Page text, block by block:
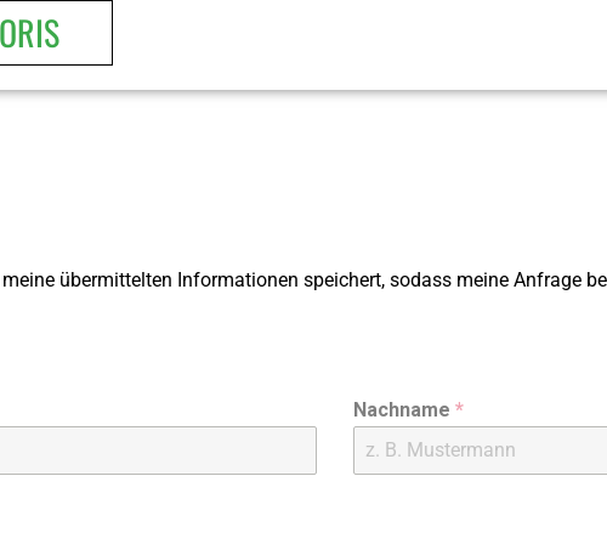
übermittelten Informationen speichert, sodass meine Anfrage
Nachname *